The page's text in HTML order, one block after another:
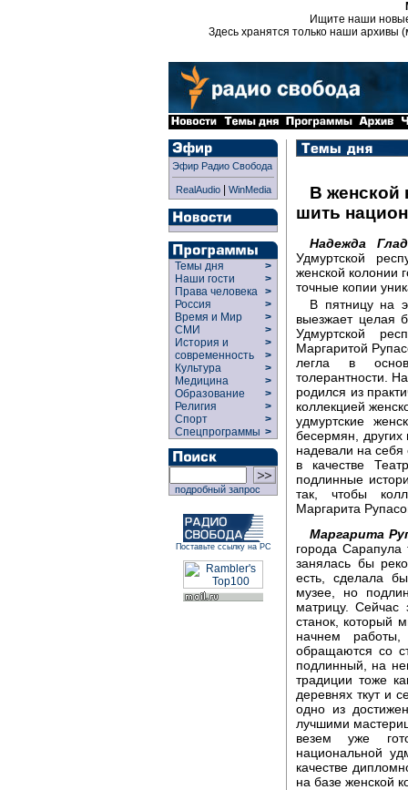
Ищите наши
Здесь хранятся только наши архивы
Эфир Радио Свобода
RealAudio| WinMedia
Темы дня
>
Наши гости
>
Права человека >
Россия
>
Время и Мир
>
СМИ
>
История и
современность
>
>
Культура
>
Медицина
>
Образование
>
Религия
>
Спорт
>
Спецпрограммы >
подробный запрос
Поставьте ссылку на РС
В женской
шить
Надежда
Удмуртской
женской колонии
точные копии
В пятницу на
выезжает целая
Удмуртской
Маргаритой
легла в
толерантности.
родился из
коллекцией
удмуртские
бесермян,
надевали на
в качестве
подлинные
так, чтобы
Маргарита
Маргарита
города Сарапула
занялась бы
есть, сделала
музее, но
матрицу. Сейчас
станок, который
начнем работы,
обращаются со
подлинный, на
традиции тоже
деревнях ткут и
одно из
лучшими
везем уже
национальной
качестве
на базе женской